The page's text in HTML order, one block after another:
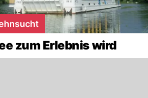
zum Erlebnis wird